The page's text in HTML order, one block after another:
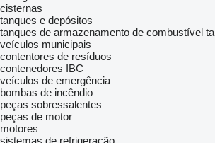
cisternas
tanques e depósitos
tanques de armazenamento de combustível
veículos municipais
contentores de resíduos
contenedores IBC
veículos de emergência
bombas de incêndio
peças sobressalentes
peças de motor
motores
sistemas de refrigeração